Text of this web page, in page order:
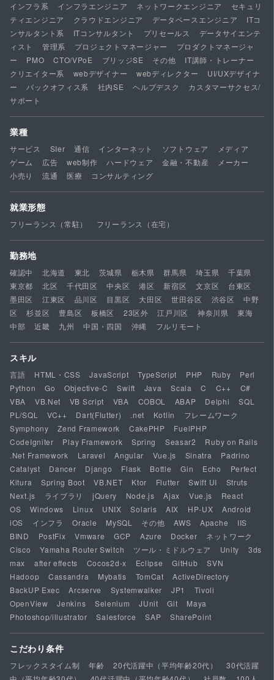
インフラ系
インフラエンジニア ネットワークエンジニア
セキュリ
ティエンジニア
クラウドエンジニア データベースエンジニア
ITコ
ンサルタント系
ITコンサルタント プリセールス
データサイエンテ
ィスト
管理系 プロジェクトマネージャー
プロダクトマネージャ
ー
PMO CTO/VPoE ブリッジSE その他
IT講師・トレーナー
クリエイター系
webデザイナー webディレクター
UI/UXデザイナ
ー
バックオフィス系 社内SE ヘルプデスク
カスタマーサクセス/
サポート
業種
サービス SIer 通信 インターネット ソフトウェア
メディア
ゲーム
広告 web制作 ハードウェア 金融・不動産
メーカー
小売り
流通 医療 コンサルティング
就業形態
フリーランス（常駐） フリーランス（在宅）
勤務地
確認中 北海道 東北 茨城県 栃木県 群馬県 埼玉県
千葉県
東京都
北区 千代田区 中央区 港区 新宿区 文京区
台東区
墨田区
江東区 品川区 目黒区 大田区 世田谷区 渋谷区
中野
区
杉並区 豊島区 板橋区 23区外 江戸川区 神奈川県
東海
中部
近畿 九州 中国・四国 沖縄 フルリモート
スキル
言語 HTML・CSS JavaScript TypeScript PHP Ruby
Perl
Python
Go Objective-C Swift Java Scala C C++
C#
VBA
VB.Net VB Script VBA COBOL ABAP Delphi
SQL
PL/SQL
VC++ Dart(Flutter) .net Kotlin
フレームワーク
Symphony
Zend Framework CakePHP
FuelPHP
CodeIgniter
Play Framework Spring Seasar2
Ruby on Rails
.Net Framework
Laravel Angular Vue.js Sinatra
Padrino
Catalyst
Dancer Django Flask Bottle Gin Echo
Perfect
Kitura
Spring Boot VB.NET Ktor Flutter Swift UI
Struts
Next.js
ライブラリ jQuery Node.js Ajax Vue.js
React
OS
Windows Linux UNIX Solaris AIX HP-UX
Android
iOS
インフラ Oracle MySQL その他 AWS Apache
IIS
BIND
PostFix Vmware GCP Azure Docker
ネットワーク
Cisco
Yamaha Router Switch ツール・ミドルウェア Unity
3ds
max
after effects Cocos2d-x Eclipse GitHub
SVN
Hadoop
Cassandra Mybatis TomCat
ActiveDirectory
BackUP Exec
Arcserve Systemwalker JP1
Tivoli
OpenView
Jenkins Selenium JUnit Git
Maya
Photoshop/illustrator
Salesforce SAP SharePoint
こだわり条件
フレックスタイム制 年齢 20代活躍中（平均年齢20代）
30代活躍